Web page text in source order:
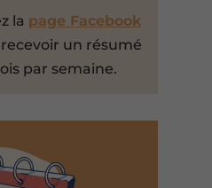
la page Facebook
un résumé
par semaine.